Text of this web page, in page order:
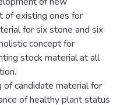
of existing ones for
for six stone and six
concept for
stock material at all
of candidate material for
of healthy plant status